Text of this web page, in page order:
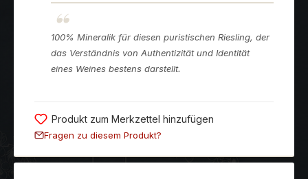
100% Mineralik für diesen puristischen Riesling, der
das Verständnis von Authentizität und Identität
eines Weines bestens darstellt.
Produkt zum Merkzettel hinzufügen
Fragen zu diesem Produkt?